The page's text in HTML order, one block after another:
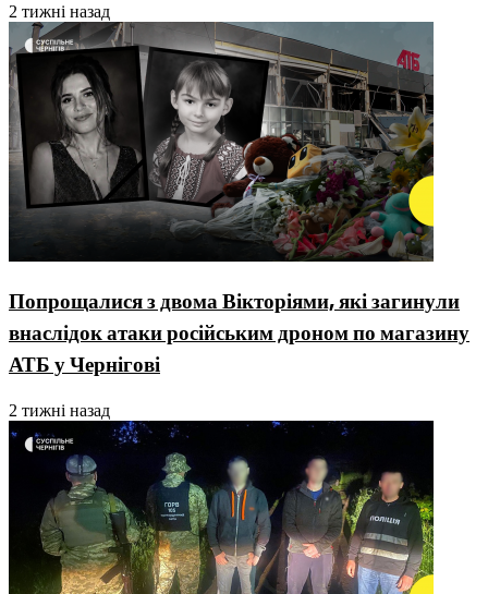
2 тижні назад
Попрощалися з двома Вікторіями, які загинули
внаслідок атаки російським дроном по магазину
АТБ у Чернігові
2 тижні назад